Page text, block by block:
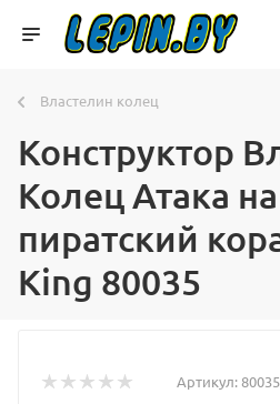
Властелин колец
Конструктор
Колец Атака на
пиратский
King 80035
Артикул: